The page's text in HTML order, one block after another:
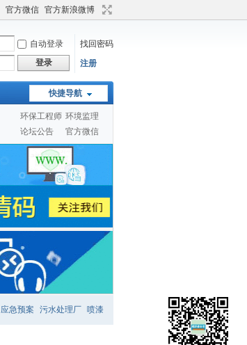
官方微信 官方新浪微博
自动登录
找回密码
登录 注册
快捷导航
环保工程师 环境监理
论坛公告
官方微信
应急预案 污水处理厂 喷漆